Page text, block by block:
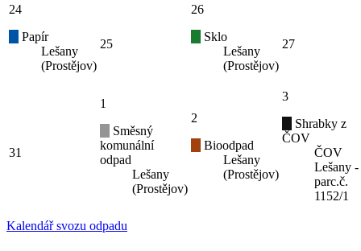
24
Papír
Lešany
(Prostějov)
25
26
Sklo
Lešany
(Prostějov)
27
31
1
Směsný
komunální
odpad
Lešany
(Prostějov)
2
Bioodpad
Lešany
(Prostějov)
3
Shrabky z
ČOV
ČOV
Lešany -
parc.č.
1152/1
Kalendář svozu odpadu